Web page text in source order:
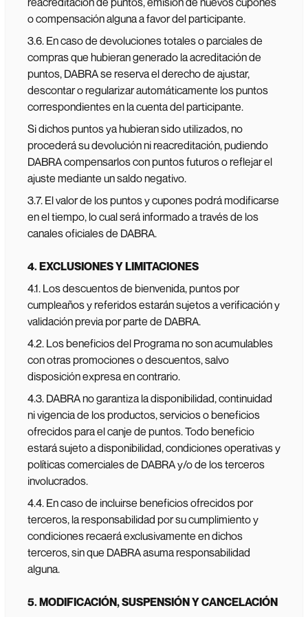
o compensación alguna a favor del participante.
3.6. En caso de devoluciones totales o parciales de
compras que hubieran generado la acreditación de
puntos, DABRA se reserva el derecho de ajustar,
descontar o regularizar automáticamente los puntos
correspondientes en la cuenta del participante.
Si dichos puntos ya hubieran sido utilizados, no
procederá su devolución ni reacreditación, pudiendo
DABRA compensarlos con puntos futuros o reflejar el
ajuste mediante un saldo negativo.
3.7. El valor de los puntos y cupones podrá modificarse
en el tiempo, lo cual será informado a través de los
canales oficiales de DABRA.
4. EXCLUSIONES Y LIMITACIONES
4.1. Los descuentos de bienvenida, puntos por
cumpleaños y referidos estarán sujetos a verificación y
validación previa por parte de DABRA.
4.2. Los beneficios del Programa no son acumulables
con otras promociones o descuentos, salvo
disposición expresa en contrario.
4.3. DABRA no garantiza la disponibilidad, continuidad
ni vigencia de los productos, servicios o beneficios
ofrecidos para el canje de puntos. Todo beneficio
estará sujeto a disponibilidad, condiciones operativas y
políticas comerciales de DABRA y/o de los terceros
involucrados.
4.4. En caso de incluirse beneficios ofrecidos por
terceros, la responsabilidad por su cumplimiento y
condiciones recaerá exclusivamente en dichos
terceros, sin que DABRA asuma responsabilidad
alguna.
5. MODIFICACIÓN, SUSPENSIÓN Y CANCELACIÓN